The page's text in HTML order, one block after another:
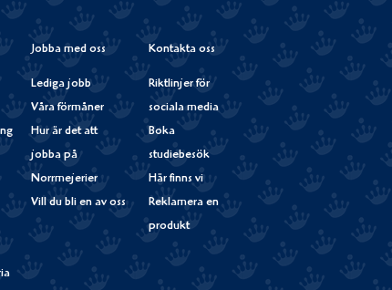
Jobba med oss
Lediga jobb
Våra förmåner
Hur är det att
jobba på
Norrmejerier
Vill du bli en av oss
Kontakta oss
Riktlinjer för
sociala media
Boka
studiebesök
Här finns vi
Reklamera en
produkt